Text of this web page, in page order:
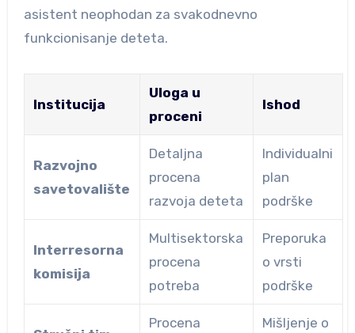
asistent neophodan za svakodnevno
funkcionisanje deteta.
Institucija
Uloga u
proceni
Ishod
Razvojno
savetovalište
Detaljna
procena
razvoja deteta
Individualni
plan
podrške
Interresorna
komisija
Multisektorska
procena
potreba
Preporuka
o vrsti
podrške
Procena Mišljenje o